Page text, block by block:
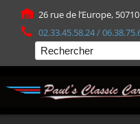
26 rue de l’Europe,
02.33.45.58.24 /
Rechercher
Panneau de gestion des